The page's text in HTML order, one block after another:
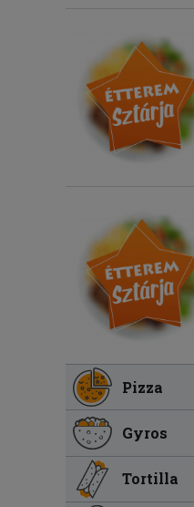
Pizza
Gyros
Tortilla